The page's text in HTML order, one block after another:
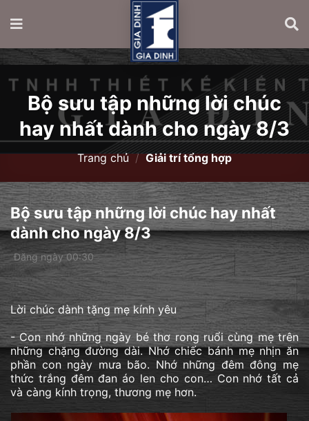
Bộ sưu tập những lời chúc
hay nhất dành cho ngày 8/3
Trang chủ / Giải trí tổng hợp
Bộ sưu tập những lời chúc hay nhất
dành cho ngày 8/3
Đăng ngày 00:30
Lời chúc dành tặng mẹ kính yêu
- Con nhớ những ngày bé thơ rong ruổi cùng mẹ trên
những chặng đường dài. Nhớ chiếc bánh mẹ nhịn ăn
phần con ngày mưa bão. Nhớ những đêm đông mẹ
thức trắng đêm đan áo len cho con… Con nhớ tất cả
và càng kính trọng, thương mẹ hơn.